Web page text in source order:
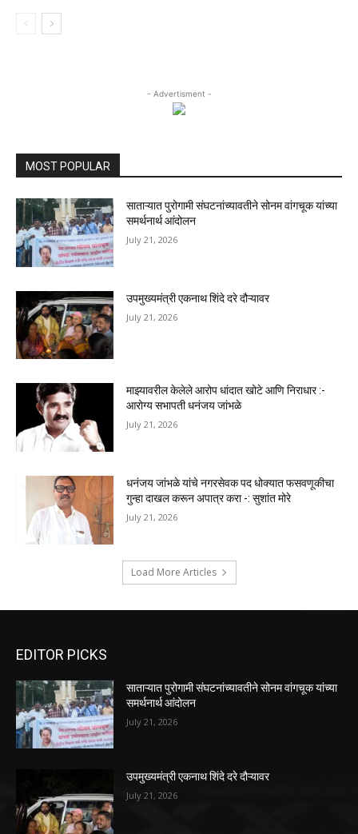
- Advertisment -
MOST POPULAR
साताऱ्यात पुरोगामी संघटनांच्यावतीने सोनम वांगचूक यांच्या
समर्थनार्थ आंदोलन
July 21, 2026
उपमुख्यमंत्री एकनाथ शिंदे दरे दौऱ्यावर
July 21, 2026
माझ्यावरील केलेले आरोप धांदात खोटे आणि निराधार :-
आरोग्य सभापती धनंजय जांभळे
July 21, 2026
धनंजय जांभळे यांचे नगरसेवक पद धोक्यात फसवणूकीचा
गुन्हा दाखल करून अपात्र करा -: सुशांत मोरे
July 21, 2026
Load More Articles
EDITOR PICKS
साताऱ्यात पुरोगामी संघटनांच्यावतीने सोनम वांगचूक यांच्या
समर्थनार्थ आंदोलन
July 21, 2026
उपमुख्यमंत्री एकनाथ शिंदे दरे दौऱ्यावर
July 21, 2026